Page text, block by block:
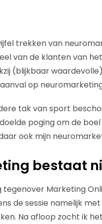
trekken van
van de klanten van
(blijkbaar
op
tak van sport
poging om de
ook mijn
bestaat
tegenover Marketing
de sessie namelijk
Na afloop zocht ik